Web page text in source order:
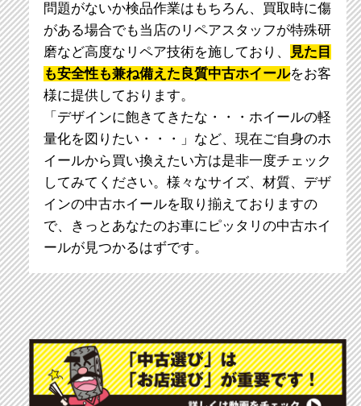
問題がないか検品作業はもちろん、買取時に傷
がある場合でも当店のリペアスタッフが特殊研
磨など高度なリペア技術を施しており、
見た目
も安全性も兼ね備えた良質中古ホイールをお客
様に提供しております。
「デザインに飽きてきたな・・・ホイールの軽
量化を図りたい・・・」など、現在ご自身のホ
イールから買い換えたい方は是非一度チェック
してみてください。様々なサイズ、材質、デザ
インの中古ホイールを取り揃えておりますの
で、きっとあなたのお車にピッタリの中古ホイ
ールが見つかるはずです。